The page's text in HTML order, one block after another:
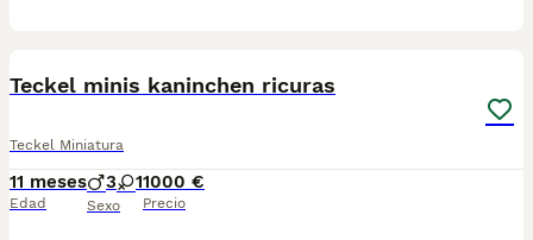
Teckel minis kaninchen ricuras
Teckel Miniatura
11 meses
Edad
3 1
Sexo
1000 €
Precio